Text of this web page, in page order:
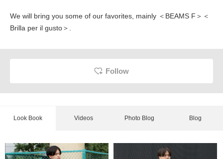
We will bring you some of our favorites, mainly ＜BEAMS F＞＜
Brilla per il gusto＞.
Follow
Look Book Videos Photo Blog Blog